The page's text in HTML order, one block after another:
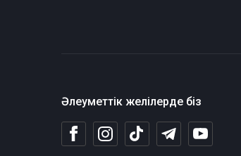
Әлеуметтік желілерде біз